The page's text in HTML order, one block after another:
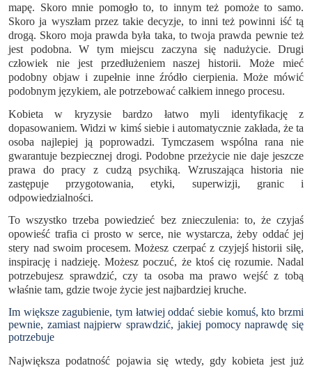
mapę. Skoro mnie pomogło to, to innym też pomoże to samo.
Skoro ja wyszłam przez takie decyzje, to inni też powinni iść tą
drogą. Skoro moja prawda była taka, to twoja prawda pewnie też
jest podobna. W tym miejscu zaczyna się nadużycie. Drugi
człowiek nie jest przedłużeniem naszej historii. Może mieć
podobny objaw i zupełnie inne źródło cierpienia. Może mówić
podobnym językiem, ale potrzebować całkiem innego procesu.
Kobieta w kryzysie bardzo łatwo myli identyfikację z
dopasowaniem. Widzi w kimś siebie i automatycznie zakłada, że ta
osoba najlepiej ją poprowadzi. Tymczasem wspólna rana nie
gwarantuje bezpiecznej drogi. Podobne przeżycie nie daje jeszcze
prawa do pracy z cudzą psychiką. Wzruszająca historia nie
zastępuje przygotowania, etyki, superwizji, granic i
odpowiedzialności.
To wszystko trzeba powiedzieć bez znieczulenia: to, że czyjaś
opowieść trafia ci prosto w serce, nie wystarcza, żeby oddać jej
stery nad swoim procesem. Możesz czerpać z czyjejś historii siłę,
inspirację i nadzieję. Możesz poczuć, że ktoś cię rozumie. Nadal
potrzebujesz sprawdzić, czy ta osoba ma prawo wejść z tobą
właśnie tam, gdzie twoje życie jest najbardziej kruche.
Im większe zagubienie, tym łatwiej oddać siebie komuś, kto brzmi
pewnie, zamiast najpierw sprawdzić, jakiej pomocy naprawdę się
potrzebuje
Największa podatność pojawia się wtedy, gdy kobieta jest już